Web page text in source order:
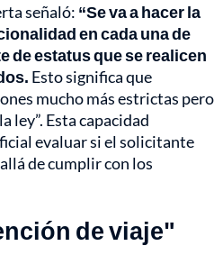
señaló: “Se va a hacer la
en cada una de
de estatus que se realicen
Esto significa que
mucho más estrictas pero
ley”. Esta capacidad
evaluar si el solicitante
de cumplir con los
de viaje"